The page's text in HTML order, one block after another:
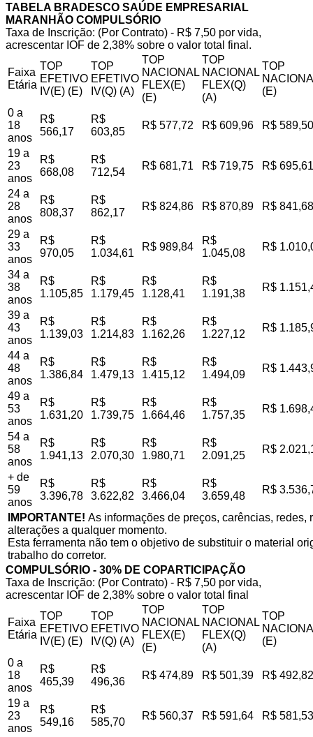
TABELA BRADESCO SAÚDE EMPRESARIAL
MARANHÃO COMPULSÓRIO
Taxa de Inscrição: (Por Contrato) - R$ 7,50 por vida,
acrescentar IOF de 2,38% sobre o valor total final.
Faixa
Etária
TOP
EFETIVO
IV(E) (E)
TOP
EFETIVO
IV(Q) (A)
TOP
NACIONAL
FLEX(E)
(E)
TOP
NACIONAL
FLEX(Q)
(A)
TOP
(E)
0 a
18
anos
R$
566,17
R$
603,85
R$ 577,72 R$ 609,96 R$ 589,50
19 a
23
anos
R$
668,08
R$
712,54
R$ 681,71 R$ 719,75 R$ 695,61
24 a
28
anos
R$
808,37
R$
862,17
R$ 824,86 R$ 870,89 R$ 841,68
29 a
33
anos
R$
970,05
R$
1.034,61
R$ 989,84
R$
1.045,08
R$
34 a
38
anos
R$
1.105,85
R$
1.179,45
R$
1.128,41
R$
1.191,38
R$
39 a
43
anos
R$
1.139,03
R$
1.214,83
R$
1.162,26
R$
1.227,12
R$
44 a
48
anos
R$
1.386,84
R$
1.479,13
R$
1.415,12
R$
1.494,09
R$
49 a
53
anos
R$
1.631,20
R$
1.739,75
R$
1.664,46
R$
1.757,35
R$
54 a
58
anos
R$
1.941,13
R$
2.070,30
R$
1.980,71
R$
2.091,25
R$
+ de
59
anos
R$
3.396,78
R$
3.622,82
R$
3.466,04
R$
3.659,48
R$
IMPORTANTE! As informações de preços, carências,
alterações a qualquer momento.
Esta ferramenta não tem o objetivo de substituir o material
trabalho do corretor.
COMPULSÓRIO - 30% DE COPARTICIPAÇÃO
Taxa de Inscrição: (Por Contrato) - R$ 7,50 por vida,
acrescentar IOF de 2,38% sobre o valor total final
Faixa
Etária
TOP
EFETIVO
IV(E) (E)
TOP
EFETIVO
IV(Q) (A)
TOP
NACIONAL
FLEX(E)
(E)
TOP
NACIONAL
FLEX(Q)
(A)
TOP
(E)
0 a
18
anos
R$
465,39
R$
496,36
R$ 474,89 R$ 501,39 R$ 492,82
19 a
23
anos
R$
549,16
R$
585,70
R$ 560,37 R$ 591,64 R$ 581,53